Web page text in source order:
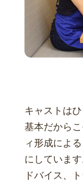
キャストは
基本だから
ィ形成によ
にしていま
ドバイス、